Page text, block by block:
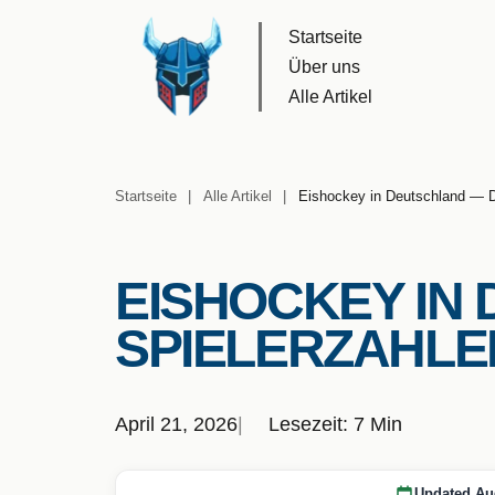
Startseite
Über uns
Alle Artikel
StartseiteÜber uns
Startseite Alle Artikel Eishockey in Deutschland —
EISHOCKEY IN
April 21, 2026 Lesezeit: 7 Min